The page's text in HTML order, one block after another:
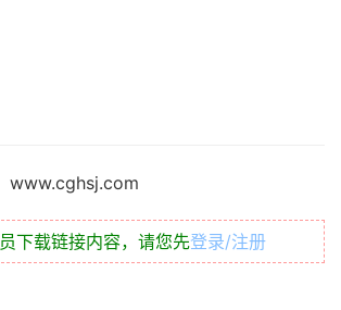
www.cghsj.com
下载链接内容，请您先登录/注册